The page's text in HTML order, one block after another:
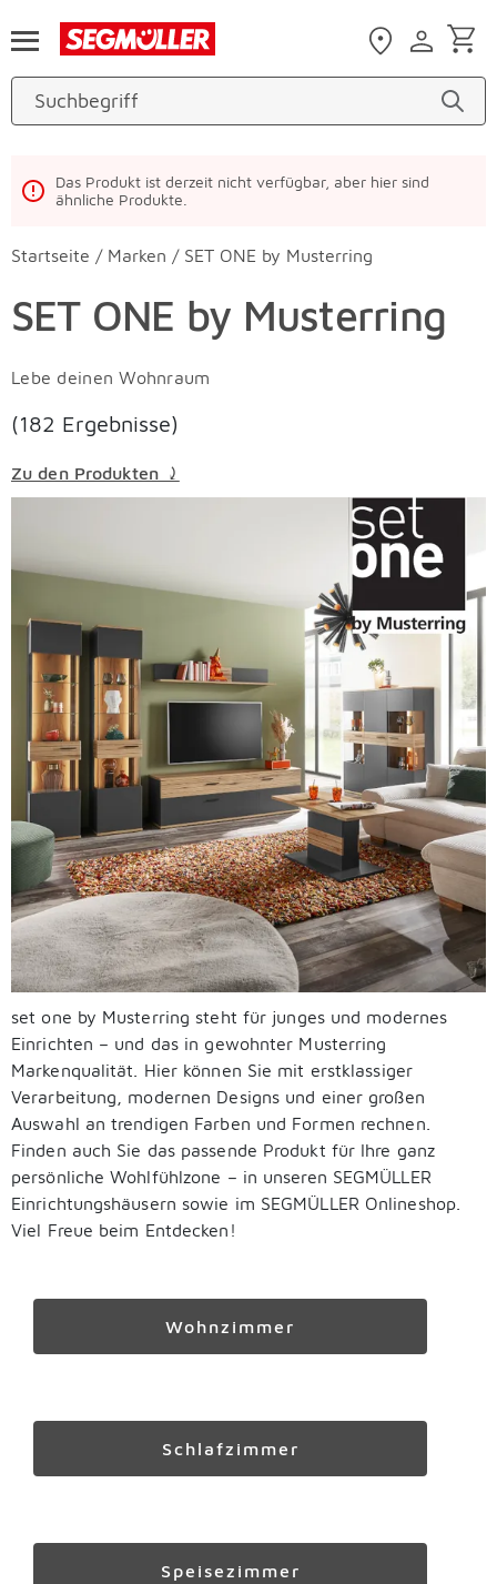
Das Produkt ist derzeit nicht verfügbar, aber hier sind
ähnliche Produkte.
Startseite / Marken / SET ONE by Musterring
SET ONE by Musterring
(182 Ergebnisse)
Lebe deinen Wohnraum
Zu den Produkten ⤸
set one by Musterring steht für junges und modernes
Einrichten – und das in gewohnter Musterring
Markenqualität. Hier können Sie mit erstklassiger
Verarbeitung, modernen Designs und einer großen
Auswahl an trendigen Farben und Formen rechnen.
Finden auch Sie das passende Produkt für Ihre ganz
persönliche Wohlfühlzone – in unseren SEGMÜLLER
Einrichtungshäusern sowie im SEGMÜLLER Onlineshop.
Viel Freue beim Entdecken!
Wohnzimmer
Schlafzimmer
Speisezimmer